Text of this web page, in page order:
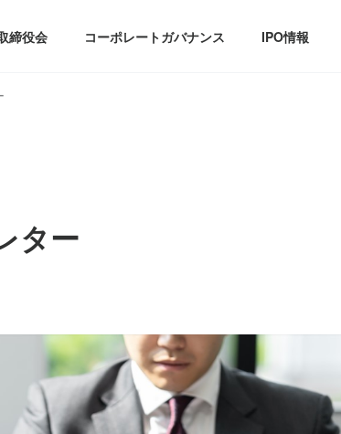
締役会 コーポレートガバナンス IPO情報
ター